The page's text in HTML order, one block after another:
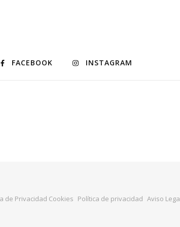
FACEBOOK INSTAGRAM
de Privacidad Cookies Política de privacidad Aviso